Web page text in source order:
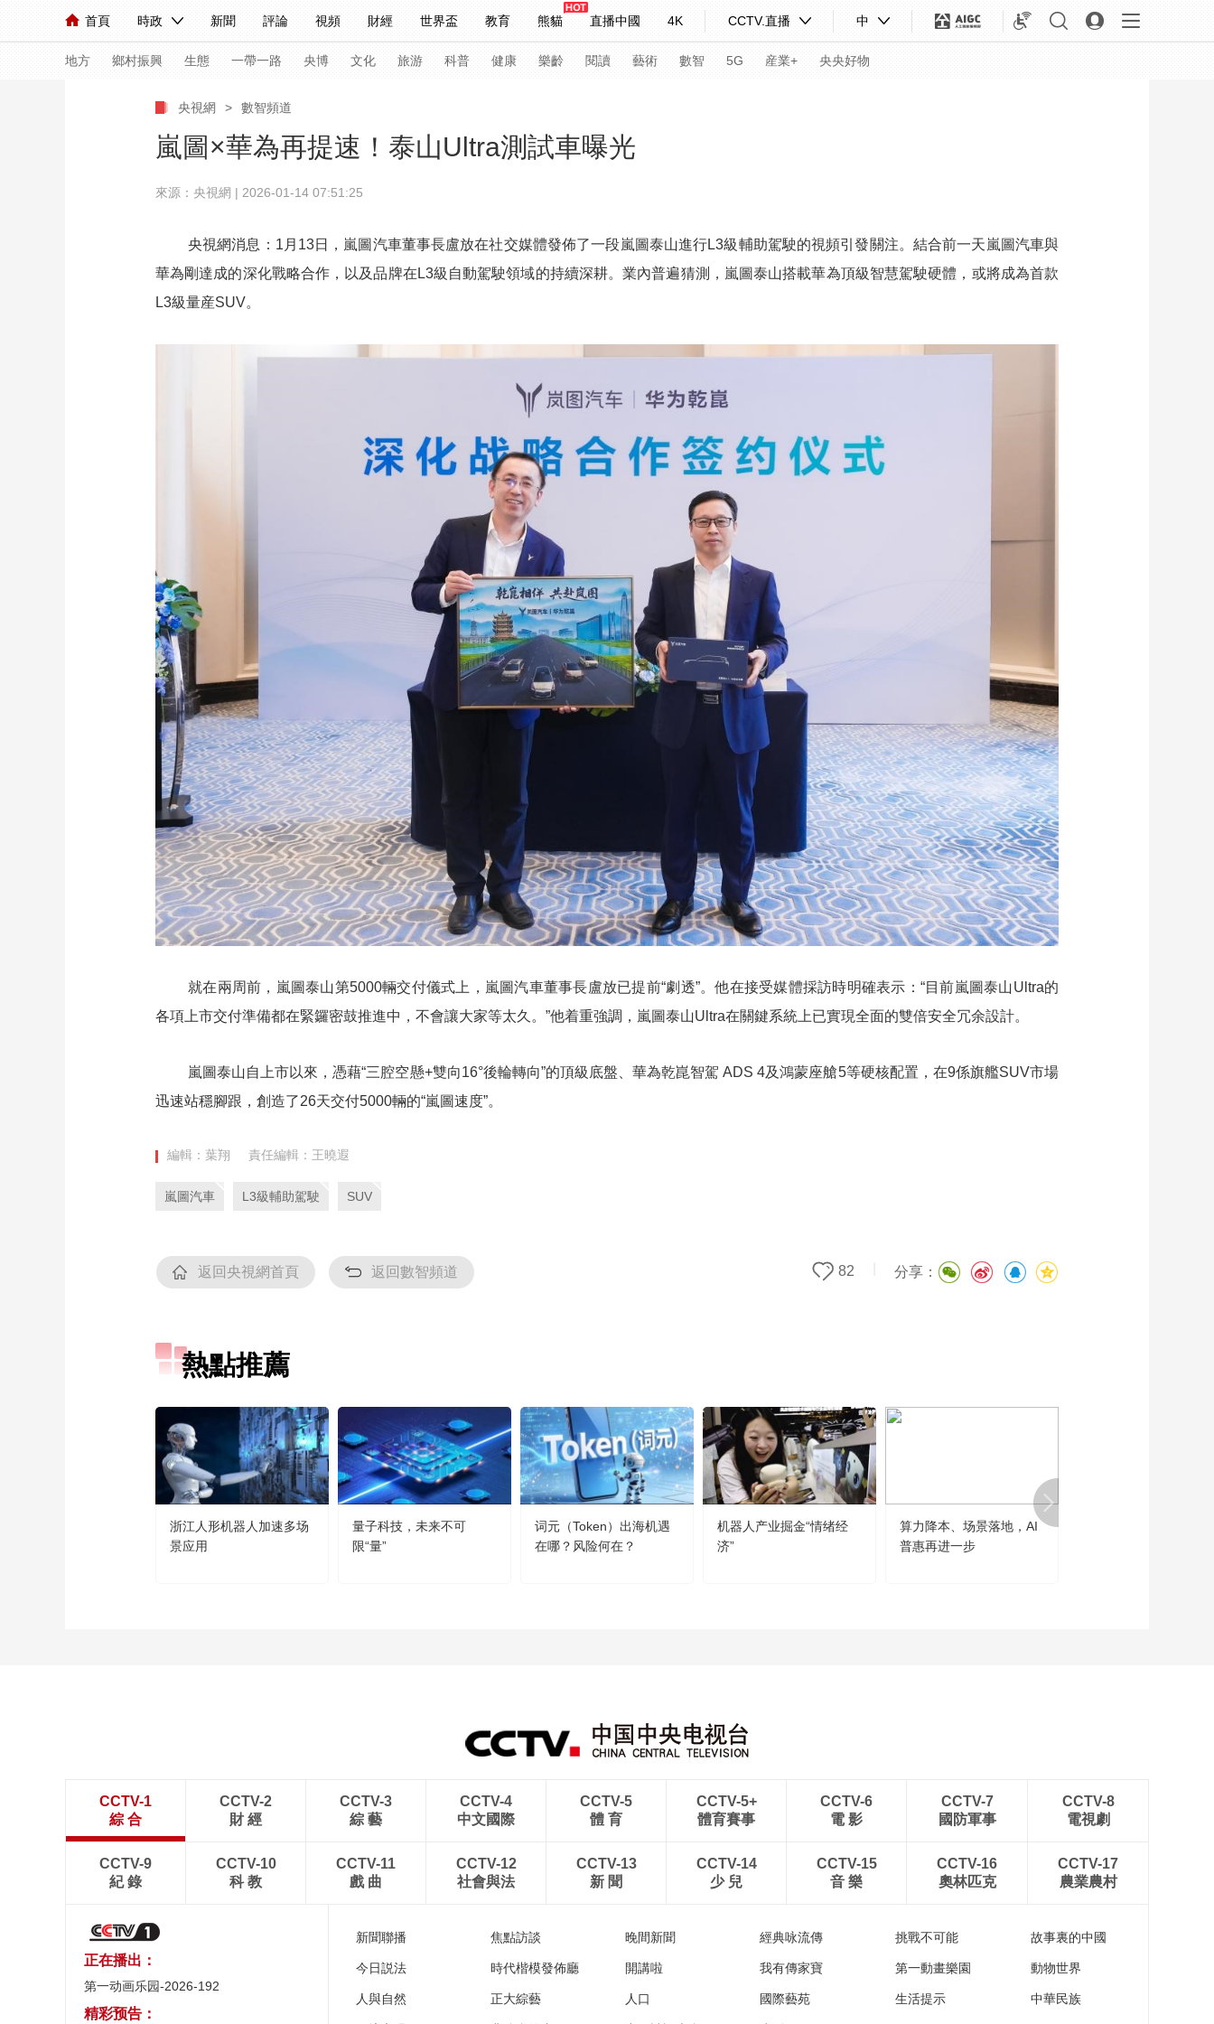
首頁 時政 新聞 評論 視頻 財經 世界盃 教育 熊貓 直播中國 4K CCTV.直播 中
人民領袖習近平 聯播+ 中國領導人 央視快評 習式妙語 熱解讀 天天學習
直播 欄目大全 節目單 聽音 微視頻 主持人 下載央視影音
海外頻道 iPanda English Монгол
地方 鄉村振興 生態 一帶一路 央博 文化 旅游 科普 健康 樂齡 閱讀 藝術 數智 5G 産業+ 央央好物
聯播+ 熱解讀 天天學習 習式妙語 央視快評 央視網評 光華銳評 鋒面
小央視頻 小央直播 直播中國 熊貓頻道 VR/AR 4K專區 全景新聞
前線 比劃
2026年世界盃 2026年冬奧會 CBA NBA 中超 國足 國際足球 網球 綜合體育 亞冬會
文化體育 冰雪道路 足球道路
一帶一路 央博 非遺 文化 旅游 科普 健康 樂齡 閱讀
雲頂對話 雲起 超級工廠 智敬中國 全民健康 顏選攻略 海洋 時尚 天氣
CCTV.節目官網 收視榜 總台企業白名單
央視網 > 數智頻道
嵐圖×華為再提速！泰山Ultra測試車曝光
來源：央視網 | 2026-01-14 07:51:25
央視網消息：1月13日，嵐圖汽車董事長盧放在社交媒體發佈了一段嵐圖泰山進行L3級輔助駕駛的視頻引發關注。結合前一天嵐圖汽車與
華為剛達成的深化戰略合作，以及品牌在L3級自動駕駛領域的持續深耕。業內普遍猜測，嵐圖泰山搭載華為頂級智慧駕駛硬體，或將成為首款
L3級量産SUV。
就在兩周前，嵐圖泰山第5000輛交付儀式上，嵐圖汽車董事長盧放已提前“劇透”。他在接受媒體採訪時明確表示：“目前嵐圖泰山Ultra的
各項上市交付準備都在緊鑼密鼓推進中，不會讓大家等太久。”他着重強調，嵐圖泰山Ultra在關鍵系統上已實現全面的雙倍安全冗余設計。
嵐圖泰山自上市以來，憑藉“三腔空懸+雙向16°後輪轉向”的頂級底盤、華為乾崑智駕 ADS 4及鴻蒙座艙5等硬核配置，在9係旗艦SUV市場
迅速站穩腳跟，創造了26天交付5000輛的“嵐圖速度”。
編輯：葉翔 責任編輯：王曉遐
嵐圖汽車 L3級輔助駕駛 SUV
返回央視網首頁 返回數智頻道 分享：
82
熱點推薦
浙江人形机器人加速多场
景应用
量子科技，未来不可
限“量”
词元（Token）出海机遇
在哪？风险何在？
机器人产业掘金“情绪经
济”
算力降本、场景落地，AI
普惠再进一步
CCTV-1
綜 合
CCTV-2
財 經
CCTV-3
綜 藝
CCTV-4
中文國際
CCTV-5
體 育
CCTV-5+
體育賽事
CCTV-6
電 影
CCTV-7
國防軍事
CCTV-8
電視劇
CCTV-9
紀 錄
CCTV-10
科 教
CCTV-11
戲 曲
CCTV-12
社會與法
CCTV-13
新 聞
CCTV-14
少 兒
CCTV-15
音 樂
CCTV-16
奧林匹克
CCTV-17
農業農村
正在播出：
第一动画乐园-2026-192
精彩预告：
新聞聯播 焦點訪談 晚間新聞 經典咏流傳 挑戰不可能 故事裏的中國
今日説法 時代楷模發佈廳 開講啦 我有傳家寶 第一動畫樂園 動物世界
人與自然 正大綜藝 人口 國際藝苑 生活提示 中華民族